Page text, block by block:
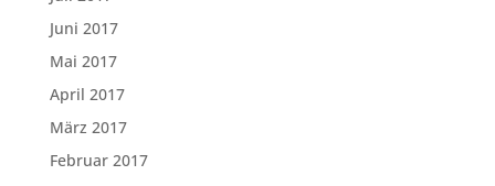
Juni 2017
Mai 2017
April 2017
März 2017
Februar 2017